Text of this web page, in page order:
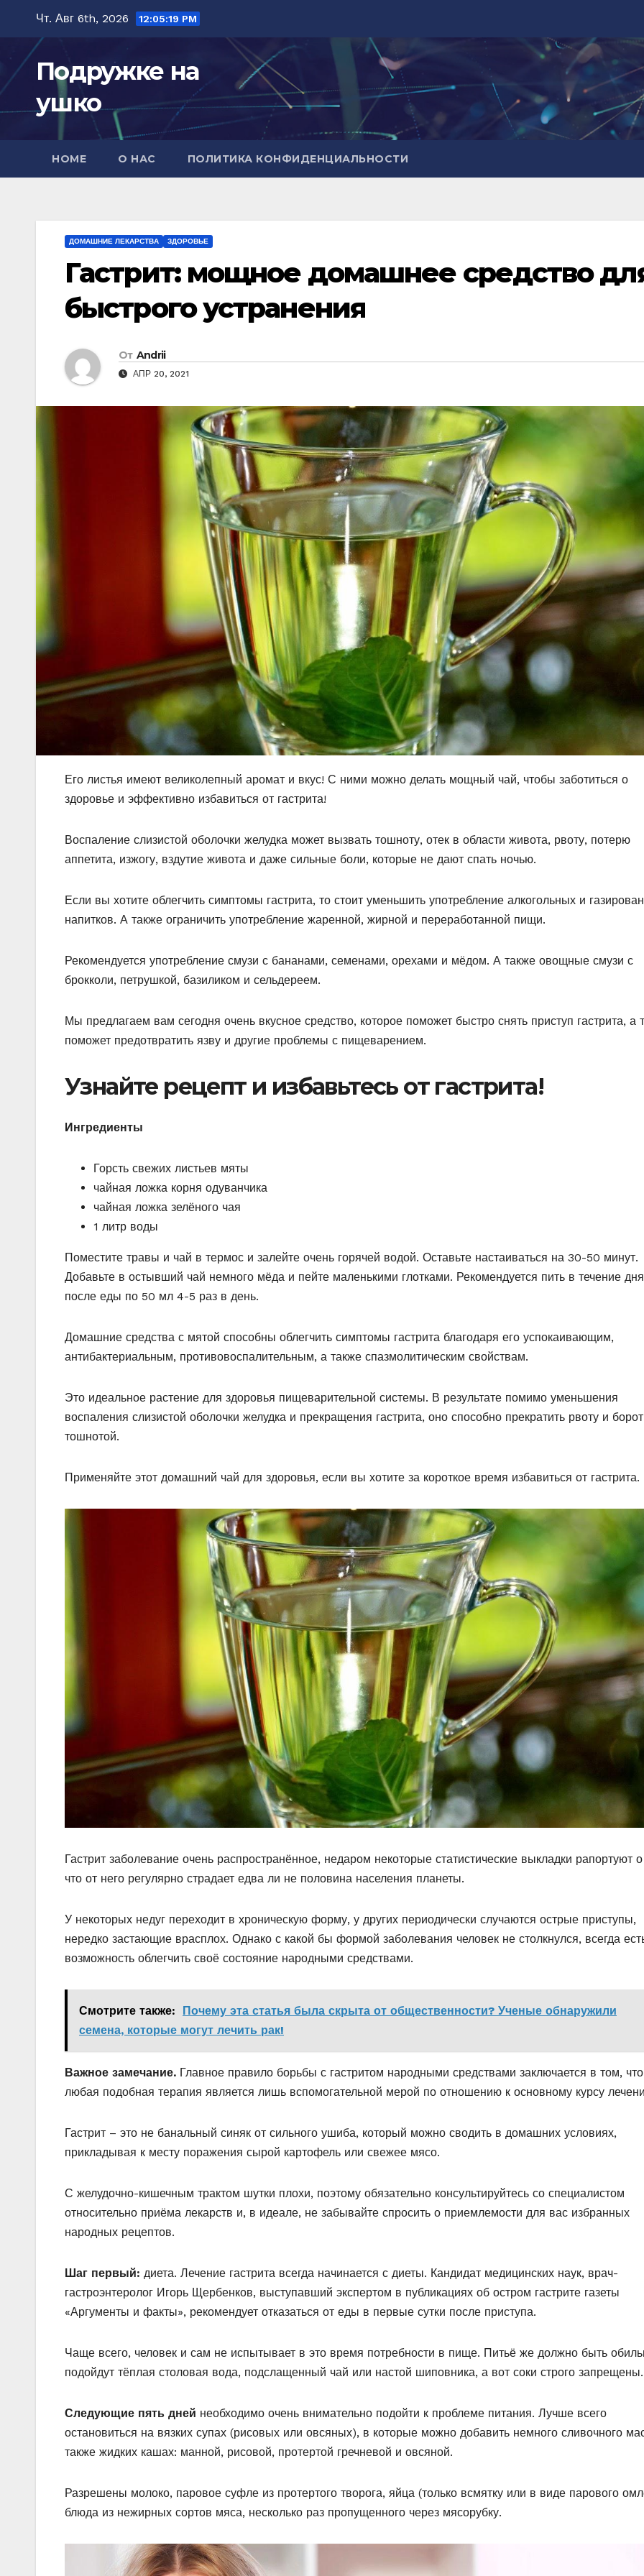
содержимому
Чт. Авг 6th, 2026 12:05:21 PM
Подружке на
ушко
HOME О НАС ПОЛИТИКА КОНФИДЕНЦИАЛЬНОСТИ
ДОМАШНИЕ ЛЕКАРСТВА ЗДОРОВЬЕ
Гастрит: мощное домашнее средство
быстрого устранения
От Andrii
АПР 20, 2021
Его листья имеют великолепный аромат и вкус! С ними можно делать мощный чай, чтобы заботиться о
здоровье и эффективно избавиться от гастрита!
Воспаление слизистой оболочки желудка может вызвать тошноту, отек в области живота, рвоту, потерю
аппетита, изжогу, вздутие живота и даже сильные боли, которые не дают спать ночью.
Если вы хотите облегчить симптомы гастрита, то стоит уменьшить употребление алкогольных и
напитков. А также ограничить употребление жаренной, жирной и переработанной пищи.
Рекомендуется употребление смузи с бананами, семенами, орехами и мёдом. А также овощные смузи с
брокколи, петрушкой, базиликом и сельдереем.
Мы предлагаем вам сегодня очень вкусное средство, которое поможет быстро снять приступ гастрита, а
поможет предотвратить язву и другие проблемы с пищеварением.
Узнайте рецепт и избавьтесь от гастрита!
Ингредиенты
Горсть свежих листьев мяты
чайная ложка корня одуванчика
чайная ложка зелёного чая
1 литр воды
Поместите травы и чай в термос и залейте очень горячей водой. Оставьте настаиваться на 30-50 минут.
Добавьте в остывший чай немного мёда и пейте маленькими глотками. Рекомендуется пить в течение
после еды по 50 мл 4-5 раз в день.
Домашние средства с мятой способны облегчить симптомы гастрита благодаря его успокаивающим,
антибактериальным, противовоспалительным, а также спазмолитическим свойствам.
Это идеальное растение для здоровья пищеварительной системы. В результате помимо уменьшения
воспаления слизистой оболочки желудка и прекращения гастрита, оно способно прекратить рвоту и
тошнотой.
Применяйте этот домашний чай для здоровья, если вы хотите за короткое время избавиться от гастрита.
Гастрит заболевание очень распространённое, недаром некоторые статистические выкладки рапортуют
что от него регулярно страдает едва ли не половина населения планеты.
У некоторых недуг переходит в хроническую форму, у других периодически случаются острые приступы,
нередко застающие врасплох. Однако с какой бы формой заболевания человек не столкнулся, всегда
возможность облегчить своё состояние народными средствами.
Смотрите также:
Почему эта статья была скрыта от общественности? Ученые обнаружили
семена, которые могут лечить рак!
Важное замечание. Главное правило борьбы с гастритом народными средствами заключается в том, что
любая подобная терапия является лишь вспомогательной мерой по отношению к основному курсу
Гастрит – это не банальный синяк от сильного ушиба, который можно сводить в домашних условиях,
прикладывая к месту поражения сырой картофель или свежее мясо.
С желудочно-кишечным трактом шутки плохи, поэтому обязательно консультируйтесь со специалистом
относительно приёма лекарств и, в идеале, не забывайте спросить о приемлемости для вас избранных
народных рецептов.
Шаг первый: диета. Лечение гастрита всегда начинается с диеты. Кандидат медицинских наук, врач-
гастроэнтеролог Игорь Щербенков, выступавший экспертом в публикациях об остром гастрите газеты
«Аргументы и факты», рекомендует отказаться от еды в первые сутки после приступа.
Чаще всего, человек и сам не испытывает в это время потребности в пище. Питьё же должно быть
подойдут тёплая столовая вода, подслащенный чай или настой шиповника, а вот соки строго запрещены.
Следующие пять дней необходимо очень внимательно подойти к проблеме питания. Лучше всего
остановиться на вязких супах (рисовых или овсяных), в которые можно добавить немного сливочного
также жидких кашах: манной, рисовой, протертой гречневой и овсяной.
Разрешены молоко, паровое суфле из протертого творога, яйца (только всмятку или в виде парового
блюда из нежирных сортов мяса, несколько раз пропущенного через мясорубку.